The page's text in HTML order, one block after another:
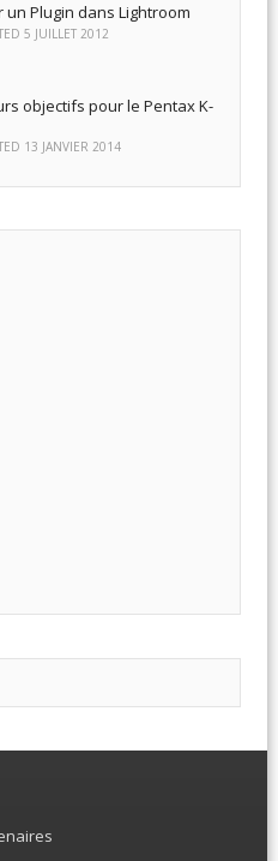
un Plugin dans Lightroom
5 JUILLET 2012
objectifs pour le Pentax K-
13 JANVIER 2014